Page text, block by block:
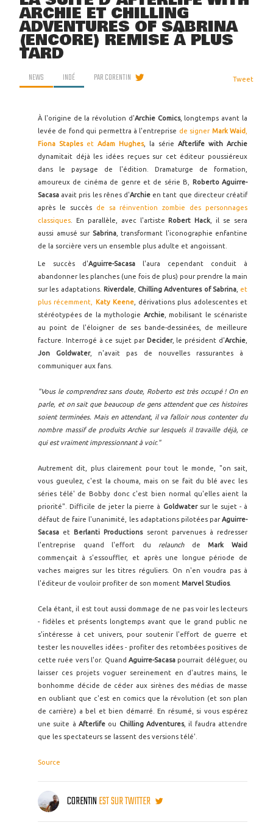
ARCHIE ET CHILLING
ADVENTURES OF SABRINA
(ENCORE) REMISE À PLUS
TARD
NEWS INDÉ PARCORENTIN Tweet
À l'origine de la révolution d'Archie Comics, longtemps avant la
levée de fond qui permettra à l'entreprise de signer Mark Waid
Fiona Stapleset Adam Hughes, la série Afterlife with Archie
dynamitait déjà les idées reçues sur cet éditeur poussiéreux
dans le paysage de l'édition. Dramaturge de formation,
amoureux de cinéma de genre et de série B,
Roberto Aguirre-
Sacasa avait pris les rênes d'Archie en tant que directeur créatif
après le succès
de sa réinvention zombie des personnages
classiques . En parallèle, avec l'artiste Robert Hack , il se sera
aussi amusé sur Sabrina, transformant l'iconographie enfantine
de la sorcière vers un ensemble plus adulte et angoissant.
Le succès d'Aguirre-Sacasa l'aura cependant conduit à
abandonner les planches (une fois de plus) pour prendre la main
sur les adaptations. Riverdale, Chilling Adventures of Sabrina, et
plus récemment,
Katy Keene, dérivations plus adolescentes et
stéréotypées de la mythologie Archie, mobilisant le scénariste
au point de l'éloigner de ses bande-dessinées, de meilleure
facture. Interrogé à ce sujet par Decider, le président d'Archie
Jon Goldwater, n'avait pas de nouvelles rassurantes à
communiquer aux fans.
"Vous le comprendrez sans doute, Roberto est très occupé ! On en
parle, et on sait que beaucoup de gens attendent que ces histoires
soient terminées. Mais en attendant, il va falloir nous contenter du
nombre massif de produits Archie sur lesquels il travaille déjà, ce
qui est vraiment impressionnant à voir."
Autrement dit, plus clairement pour tout le monde, "on sait,
vous gueulez, c'est la chouma, mais on se fait du blé avec les
séries télé' de Bobby donc c'est bien normal qu'elles aient la
priorité". Difficile de jeter la pierre à Goldwatersur le sujet - à
défaut de faire l'unanimité, les adaptations pilotées parAguirre-
Sacasa et Berlanti Productionsseront parvenues à redresser
l'entreprise quand l'effort du relaunchdeMark Waid
commençait à s'essouffler, et après une longue période de
vaches maigres sur les titres réguliers. On n'en voudra pas à
l'éditeur de vouloir profiter de son moment Marvel Studios.
Cela étant, il est tout aussi dommage de ne pas voir les lecteurs
- fidèles et présents longtemps avant que le grand public ne
s'intéresse à cet univers, pour soutenir l'effort de guerre et
tester les nouvelles idées - profiter des retombées positives de
cette ruée vers l'or. Quand Aguirre-Sacasapourrait déléguer, ou
laisser ces projets voguer sereinement en d'autres mains, le
bonhomme décide de céder aux sirènes des médias de masse
en oubliant que c'est en comics que la révolution (et son plan
de carrière) a bel et bien démarré. En résumé, si vous espérez
une suite à Afterlife ou Chilling Adventures, il faudra attendre
que les spectateurs se lassent des versions télé'.
Source
CORENTINEST SUR TWITTER